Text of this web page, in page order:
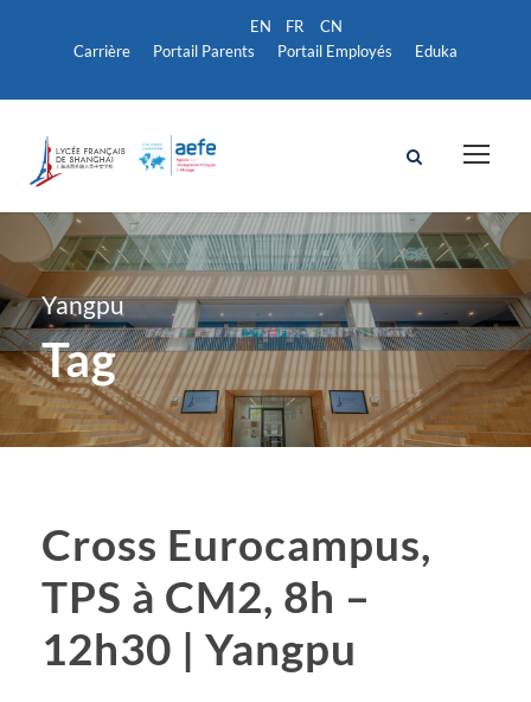
Carrière Portail Parents Portail Employés Eduka
Yangpu
Tag
Cross Eurocampus,
TPS à CM2, 8h –
12h30 | Yangpu